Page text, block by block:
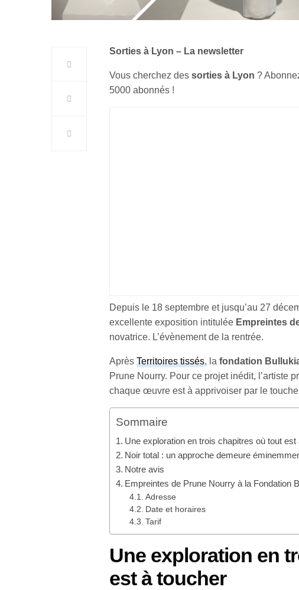
Sorties à Lyon – La newsletter
Vous cherchez dessorties à Lyon ?
5000 abonnés !
Depuis le 18 septembre et jusqu’au 27
excellente exposition intitulée Empreintes
novatrice. L’évènement de la rentrée.
AprèsTerritoires tissés, lafondation
Prune Nourry. Pour ce projet inédit, l’artiste
chaque œuvre est à apprivoiser par le
Sommaire
Une exploration en trois chapitres où tout est
Noir total : un approche demeure
Notre avis
Empreintes de Prune Nourry à la Fondation
Adresse
Date et horaires
Tarif
Une exploration en
est à toucher